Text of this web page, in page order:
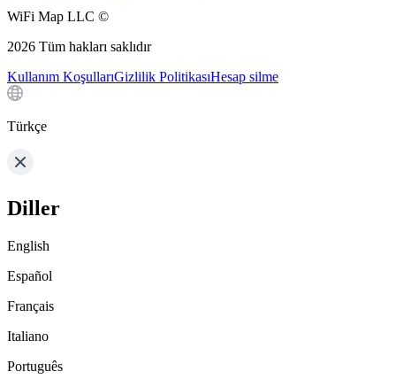
WiFi Map LLC ©
2026 Tüm hakları saklıdır
Kullanım KoşullarıGizlilik PolitikasıHesap silme
Türkçe
Diller
English
Español
Français
Italiano
Português